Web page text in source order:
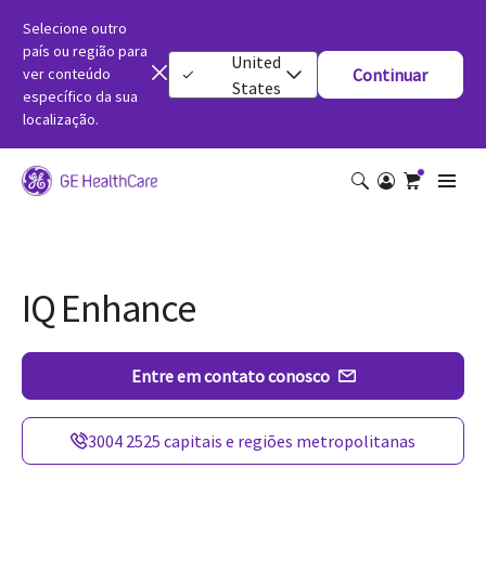
Selecione outro
país ou região para
ver conteúdo
específico da sua
localização.
United
States
Continuar
IQ Enhance
Entre em contato conosco
3004 2525 capitais e regiões metropolitanas